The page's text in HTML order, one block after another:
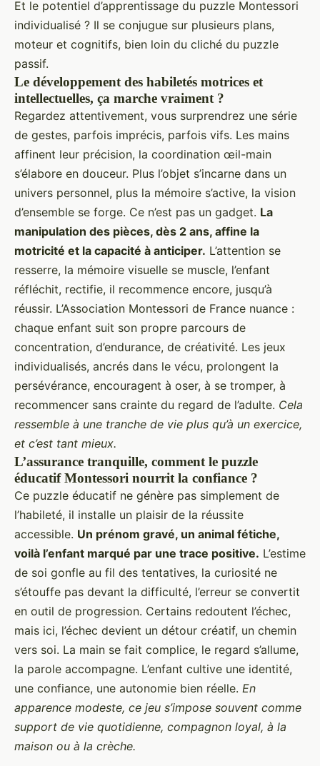
Et le potentiel d’apprentissage du puzzle Montessori
individualisé ? Il se conjugue sur plusieurs plans,
moteur et cognitifs, bien loin du cliché du puzzle
passif.
Le développement des habiletés motrices et
intellectuelles, ça marche vraiment ?
Regardez attentivement, vous surprendrez une série
de gestes, parfois imprécis, parfois vifs. Les mains
affinent leur précision, la coordination œil-main
s’élabore en douceur. Plus l’objet s’incarne dans un
univers personnel, plus la mémoire s’active, la vision
d’ensemble se forge. Ce n’est pas un gadget. La
manipulation des pièces, dès 2 ans, affine la
motricité et la capacité à anticiper. L’attention se
resserre, la mémoire visuelle se muscle, l’enfant
réfléchit, rectifie, il recommence encore, jusqu’à
réussir. L’Association Montessori de France nuance :
chaque enfant suit son propre parcours de
concentration, d’endurance, de créativité. Les jeux
individualisés, ancrés dans le vécu, prolongent la
persévérance, encouragent à oser, à se tromper, à
recommencer sans crainte du regard de l’adulte. Cela
ressemble à une tranche de vie plus qu’à un exercice,
et c’est tant mieux.
L’assurance tranquille, comment le puzzle
éducatif Montessori nourrit la confiance ?
Ce puzzle éducatif ne génère pas simplement de
l’habileté, il installe un plaisir de la réussite
accessible. Un prénom gravé, un animal fétiche,
voilà l’enfant marqué par une trace positive. L’estime
de soi gonfle au fil des tentatives, la curiosité ne
s’étouffe pas devant la difficulté, l’erreur se convertit
en outil de progression. Certains redoutent l’échec,
mais ici, l’échec devient un détour créatif, un chemin
vers soi. La main se fait complice, le regard s’allume,
la parole accompagne. L’enfant cultive une identité,
une confiance, une autonomie bien réelle. En
apparence modeste, ce jeu s’impose souvent comme
support de vie quotidienne, compagnon loyal, à la
maison ou à la crèche.